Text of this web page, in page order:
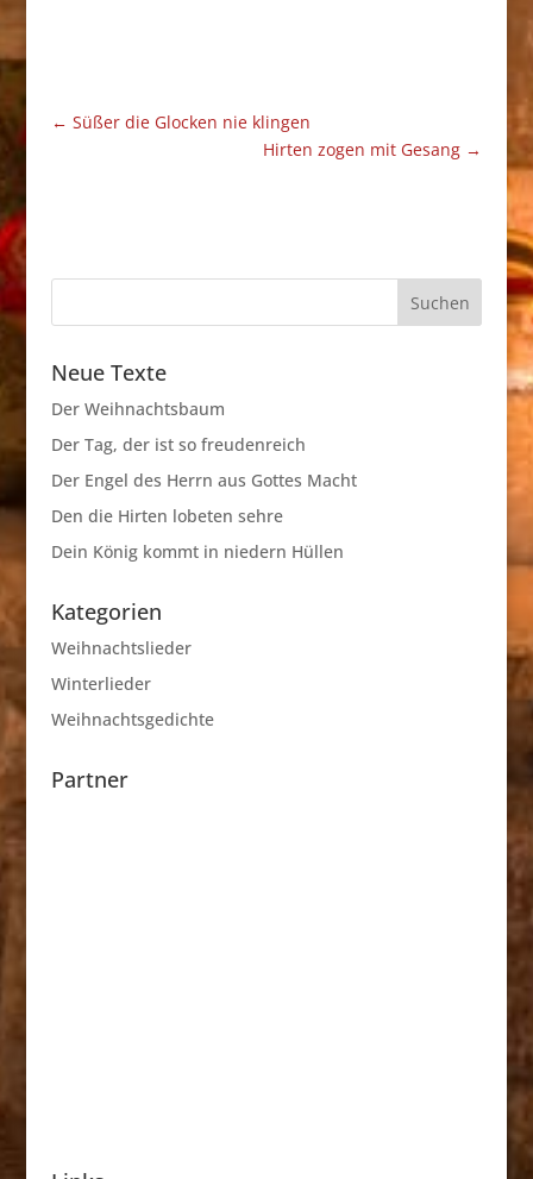
← Süßer die Glocken nie klingen
Hirten zogen mit Gesang →
Neue Texte
Der Weihnachtsbaum
Der Tag, der ist so freudenreich
Der Engel des Herrn aus Gottes Macht
Den die Hirten lobeten sehre
Dein König kommt in niedern Hüllen
Kategorien
Weihnachtslieder
Winterlieder
Weihnachtsgedichte
Partner